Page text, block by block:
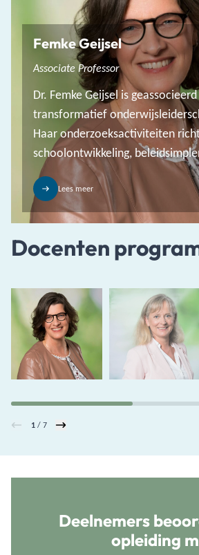
Femke Geijsel
Associate Professor
Dr. Femke Geijsel is
transformatief
Haar onderzoeksactiviteiten
schoolontwikkeling,
doorwerking binnen scholen,
strategische vernieuwing, leiding
leren en management in
Lees meer
Docenten
1/ 7
Deelnemers
opleiding